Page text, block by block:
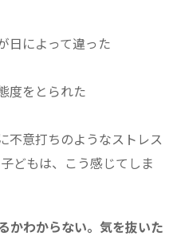
日によって違った
度をとられた
不意打ちのようなストレス
どもは、こう感じてしま
かわからない。気を抜いた